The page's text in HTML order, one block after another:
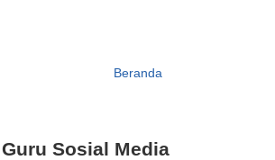
Beranda
Sosial Media